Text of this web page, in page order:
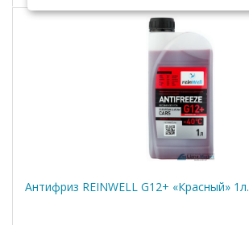
Антифриз REINWELL G12+ «Красный» 1л.